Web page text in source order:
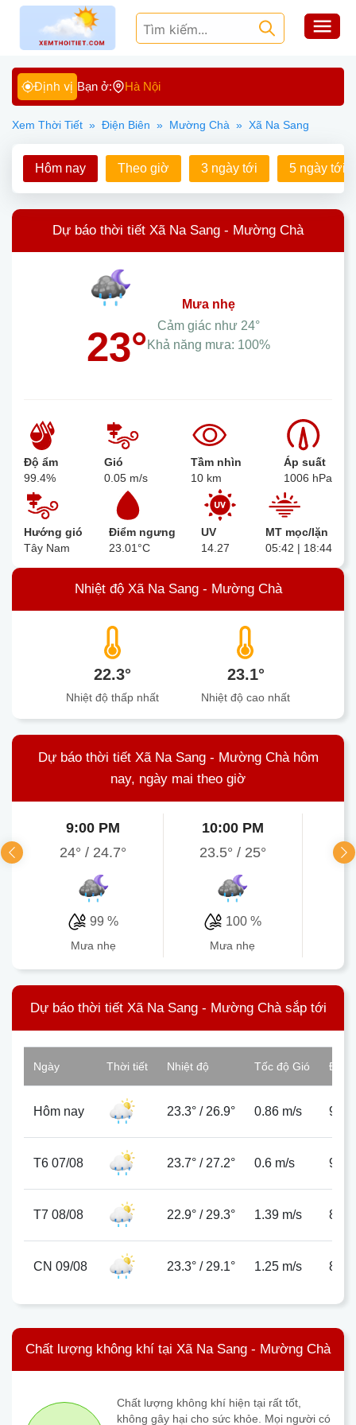
Định vị Bạn ở: Hà Nội
Xem Thời Tiết » Điện Biên » Mường Chà » Xã Na Sang
Hôm nay Theo giờ 3 ngày tới 5 ngày tới
Dự báo thời tiết Xã Na Sang - Mường Chà
23°
mưa nhẹ
Cảm giác như 24°
Khả năng mưa: 100%
Độ ẩm
99.4%
Gió
0.05 m/s
Tầm nhìn
10 km
Áp suất
1006 hPa
Hướng gió
Tây Nam
Điểm ngưng
23.01°C
UV
14.27
MT mọc/lặn
05:42 | 18:44
Nhiệt độ Xã Na Sang - Mường Chà
22.3°
Nhiệt độ thấp nhất
23.1°
Nhiệt độ cao nhất
Dự báo thời tiết Xã Na Sang - Mường Chà hôm
nay, ngày mai theo giờ
9:00 PM
24°/ 24.7°
99 %
mưa nhẹ
10:00 PM
23.5° / 25°
100 %
mưa nhẹ
Dự báo thời tiết Xã Na Sang - Mường Chà sắp tới
Ngày Thời tiết Nhiệt độ Tốc độ Gió Độ
Hôm nay 23.3° / 26.9° 0.86 m/s 99%
T6 07/08 23.7° / 27.2° 0.6 m/s 99%
T7 08/08 22.9° / 29.3° 1.39 m/s 86%
CN 09/08 23.3° / 29.1° 1.25 m/s 85%
Chất lượng không khí tại Xã Na Sang - Mường Chà
Chất lượng không khí hiện tại rất tốt,
không gây hại cho sức khỏe. Mọi người có